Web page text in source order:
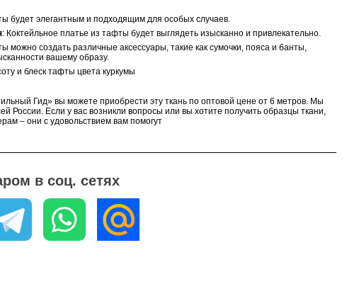
будет элегантным и подходящим для особых случаев.
: Коктейльное платье из тафты будет выглядеть изысканно и привлекательно.
можно создать различные аксессуары, такие как сумочки, пояса и банты,
вашему образу.
и блеск тафты цвета куркумы
Гид» вы можете приобрести эту ткань по оптовой цене от 6 метров. Мы
России. Если у вас возникли вопросы или вы хотите получить образцы ткани,
– они с удовольствием вам помогут
в соц. сетях